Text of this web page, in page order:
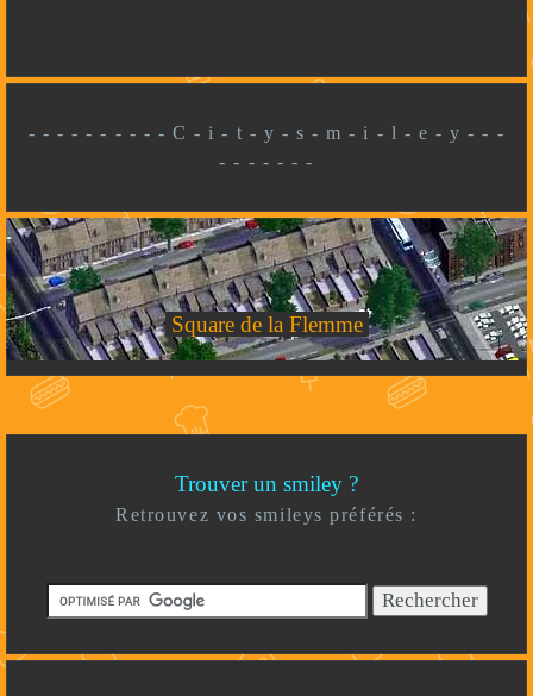
- - - - - - - - - - C - i - t - y - s - m - i - l - e - y - - -
- - - - - - -
Square de la Flemme
Trouver un smiley ?
Retrouvez vos smileys préférés :